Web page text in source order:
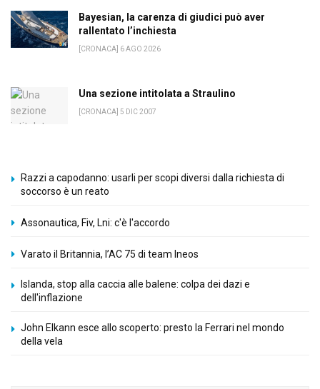
Bayesian, la carenza di giudici può aver
rallentato l’inchiesta
[CRONACA] 6 AGO 2026
Una sezione intitolata a Straulino
[CRONACA] 5 DIC 2007
Razzi a capodanno: usarli per scopi diversi dalla richiesta di
soccorso è un reato
Assonautica, Fiv, Lni: c'è l'accordo
Varato il Britannia, l’AC 75 di team Ineos
Islanda, stop alla caccia alle balene: colpa dei dazi e
dell'inflazione
John Elkann esce allo scoperto: presto la Ferrari nel mondo
della vela